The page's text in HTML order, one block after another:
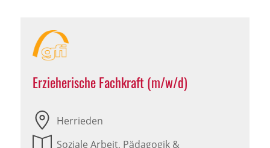
Erzieherische Fachkraft (m/w/d)
Herrieden
Soziale Arbeit, Pädagogik &